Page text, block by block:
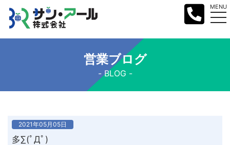
MENU
営業ブログ
BLOG
2021年05月05日
多∑(ﾟДﾟ)